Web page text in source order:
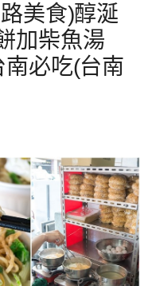
美食)醇涎
加柴魚湯
必吃(台南